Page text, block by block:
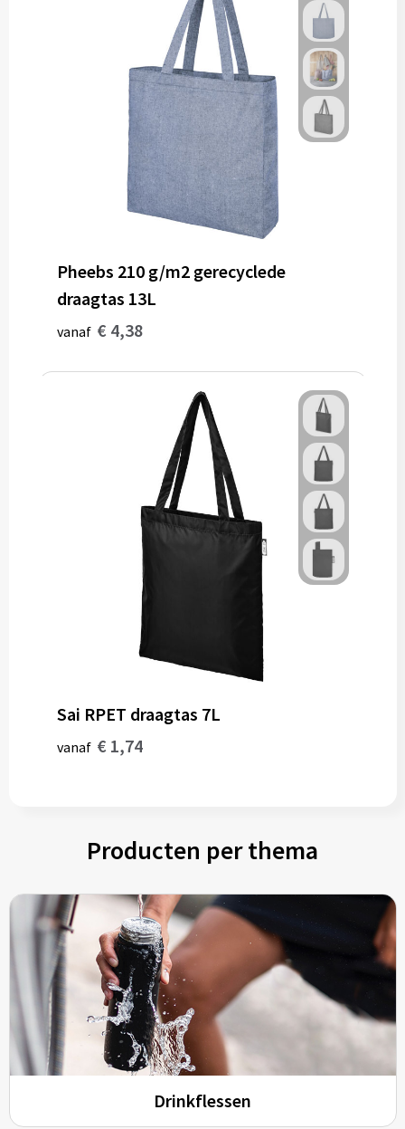
Pheebs 210 g/m2 gerecyclede
draagtas 13L
vanaf € 4,38
Sai RPET draagtas 7L
vanaf € 1,74
Producten per thema
Drinkflessen